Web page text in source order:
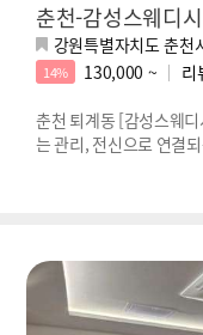
춘천-감성스웨디시
강원특별자치도 춘
14% 130,000 ~ 리
춘천 퇴계동 [감성스웨
는 관리, 전신으로 연결